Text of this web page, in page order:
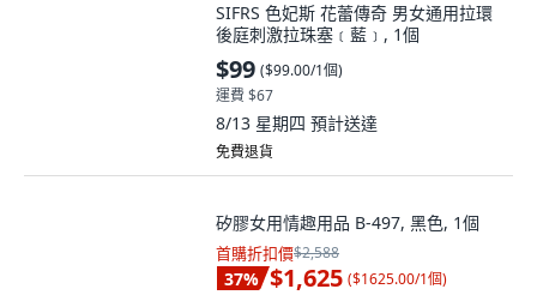
SIFRS 色妃斯 花蕾傳奇 男女通用拉環
後庭刺激拉珠塞﹝藍﹞, 1個
$99 ($99.00/1個)
運費 $67
8/13 星期四 預計送達
免費退貨
矽膠女用情趣用品 B-497, 黑色, 1個
首購折扣價$2,588
37% $1,625 ($1625.00/1個)